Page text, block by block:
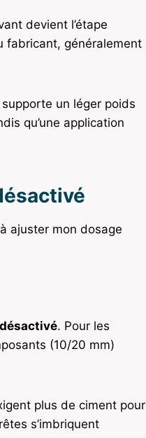
devient l’étape
fabricant, généralement
un léger poids
qu’une application
ajuster mon dosage
. Pour les
(10/20 mm)
plus de ciment pour
s’imbriquent